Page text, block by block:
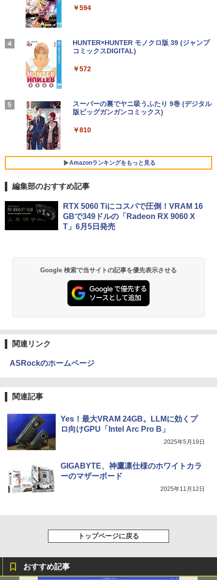
古パソコン 13.3インチ SSD256GB メモ
SD1TB メモリ16GB 軽量 薄型 ダイナブ
ック
￥29,800
ノートパソコン 新品 Office付き 初心者
向け 初期設定済 Win11 Pro 日本語キー
メモリー:8GB 高速SSD:512GB最大 lapt
￥29,800
5
レビュー投稿 5年保証｜MS Office 2024
H&B 搭載｜中古ノートパソコン Windo
ws11 Office付｜テンキー DVD 搭載｜C
ore i5 第7世代 メモリ 8GB SSD 256GB
￥29,800
【★最大100%ポイント】HP ProDesk 6
e/中古 デスクトップ デスクトップPC/Wi
ndows11
￥22,800
□■※ 【USB端子多数搭載!】 HP デスク
トップPC ProDesk 600 G6 SFF Corei5-
チ/Win11 動作確認 【中古】送料無料
5
DELL OptiPlex 3060 Micro【Core i5-84
00T/8GB(DDR4)/500GB/Win11-64bit】
￥16,800
HS-B3 スリムベゼル AH-IPSパネル 解像
プレイ 液晶ディスプレイ 液晶モニター r
ankC
￥8,550
モバイルモニター 15.6インチ InnoView
モバイルディスプレイ 自立型 1920*1080
薄型 軽量 持ち運び 壁掛けに対応 Switc
￥8,980
5
【期間限定10%OFFクーポン 8/12 10時
まで】 ゲーミングモニター 24.5インチ F
HD 240Hz 1ms Fast IPSパネル HDMI2.0
×1 DP1.4×1 Adaptive Sync対応 フリッ
￥12,980
集】アイアムオリーブ増刊号 NO.1 ハマ
ナカ
￥950
魔女と傭兵（9） 【電子書籍】[ 宮木真人
]
￥792
￥14,990
【2026年アップグレード版】AOKIMI ワイヤ
レスイヤホン bluetooth イヤホン V12 小型
るーとゅーす コードレス ENCノイズキャン
￥1,964
リング ANC 36時間再生
￥3,480
On My Road (Stadium ver.)
BUGS LIFE
￥1,117
by Amazon 炭酸水 ラベルレス 500ml ×24本
art Basic)
コカ・コーラ やかんの麦茶 from 爽健美茶 ラ
￥594
HUNTER×HUNTER モノクロ版 39 (ジャンプ
コミックスDIGITAL)
￥572
スーパーの裏でヤニ吸うふたり 9巻 (デジタル
版ビッグガンガンコミックス)
￥810
Amazonランキングをもっと見る
編集部のおすすめ記事
RTX 5060 Tiにコスパで圧倒！VRAM 16
GBで349ドルの「Radeon RX 9060 X
T」6月5日発売
Google 検索で当サイトの記事を優先表示させる
関連リンク
ASRockのホームページ
関連記事
Yes！最大VRAM 24GB。LLMに効くプ
ロ向けGPU「Intel Arc Pro B」
2025年5月19日
GIGABYTE、神鷹凛仕様のホワイトカラ
ーのマザーボード
2025年11月12日
トップページに戻る
おすすめ記事